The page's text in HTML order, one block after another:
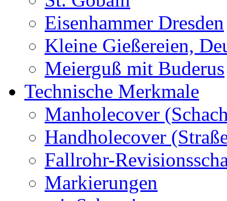
Eisenhammer Dresden
Kleine Gießereien,
Meierguß mit Buderus
Technische Merkmale
Manholecover
Handholecover
Fallrohr-
Markierungen